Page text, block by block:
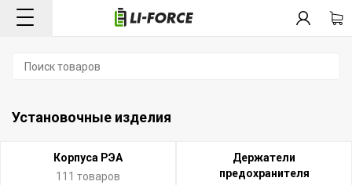
Установочные изделия
Корпуса РЭА
111 товаров
Держатели
предохранителя